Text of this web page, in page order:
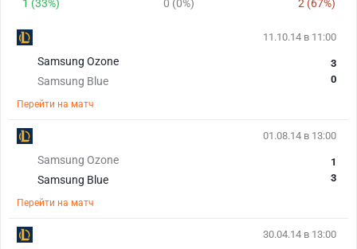
1 (33%) 0 (0%) 2 (67%)
11.10.14 в 11:00
Samsung Ozone
Samsung Blue
3
0
Перейти на матч
01.08.14 в 13:00
Samsung Ozone
Samsung Blue
1
3
Перейти на матч
30.04.14 в 13:00